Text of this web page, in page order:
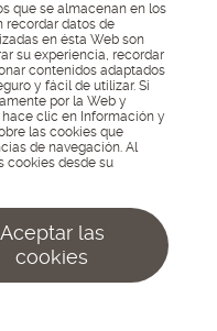
que se almacenan en los
recordar datos de
en ésta Web son
su experiencia, recordar
contenidos adaptados
y fácil de utilizar. Si
por la Web y
clic en Información y
las cookies que
de navegación. Al
cookies desde su
Aceptar las
cookies